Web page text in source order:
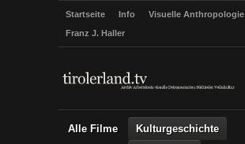
Startseite Info
Visuelle Anthropologie
Franz J. Haller
Alle Filme
Kulturgeschichte